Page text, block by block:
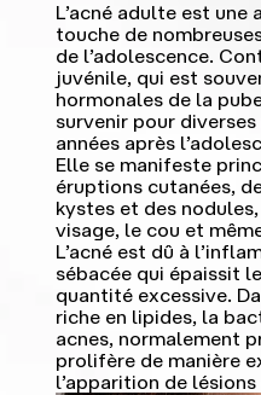
L’acné adulte est
touche de
de l’adolescence.
juvénile, qui est
hormonales de la
survenir pour
années après
Elle se manifeste
éruptions cutanées,
kystes et des
visage, le cou et
L’acné est dû à
sébacée qui épaissit
quantité excessive.
riche en lipides, la
acnes, normalement
prolifère de manière
l’apparition de lésions